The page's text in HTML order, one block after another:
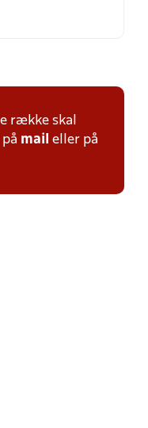
række skal
mail eller på